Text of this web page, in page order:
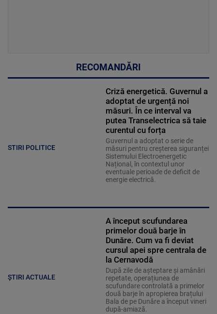
RECOMANDĂRI
STIRI POLITICE
Criză energetică. Guvernul a
adoptat de urgență noi
măsuri. În ce interval va
putea Transelectrica să taie
curentul cu forța
Guvernul a adoptat o serie de
măsuri pentru creșterea siguranței
Sistemului Electroenergetic
Național, în contextul unor
eventuale perioade de deficit de
energie electrică.
ȘTIRI ACTUALE
A început scufundarea
primelor două barje în
Dunăre. Cum va fi deviat
cursul apei spre centrala de
la Cernavodă
După zile de așteptare și amânări
repetate, operațiunea de
scufundare controlată a primelor
două barje în apropierea brațului
Bala de pe Dunăre a început vineri
după-amiază.